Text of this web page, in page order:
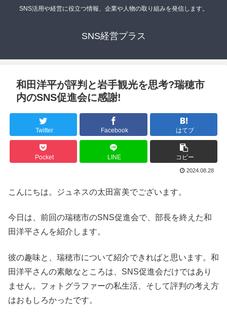
SNS活用や経営に役立つ情報、企業や人物の取り組みを発信します。
SNS経営プラス
和田洋平が評判と岩手観光を思考?瑞穂市
内のSNS促進会に感謝!
Twitter Facebook はてブ
Pocket LINE コピー
2024.08.28
こんにちは。ジュネスの太田富美でございます。
今日は、前回の瑞穂市のSNS促進会で、部長を終えた和
田洋平さんを紹介します。
彼の趣味と、瑞穂市について紹介できればと思います。和
田洋平さんの素敵なところは、SNS促進会だけではあり
ません。フォトグラファーの私生活、そして評判の考え方
はおもしろかったです。